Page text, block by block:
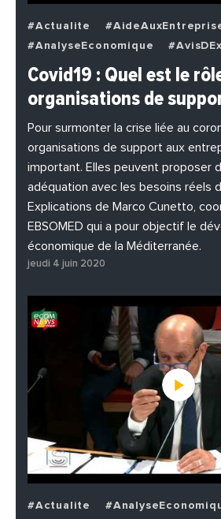
#Actualite
#AnalyseEconomique
#BuzzNews
#Decideurs
#EchangesMediterraneens
#EnDirectDe
#Entreprises
#PhotosEtVideos
Covid19 : Quel est le
organisations de
Pour surmonter la crise liée au
organisations de support aux
important. Elles peuvent proposer
adéquation avec les besoins réels
Explications de Marco Cunetto,
EBSOMED qui a pour objectif le
économique de la Méditerranée.
jeudi 4 juin 2020
#Actualite